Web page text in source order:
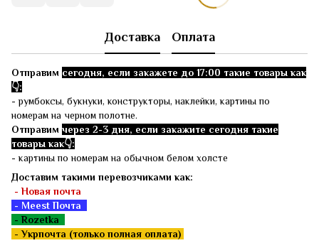
Доставка Оплата
Отправим сегодня, если закажете до 17:00 такие товары как
👇:
- румбоксы, букнуки, конструкторы, наклейки, картины по
номерам на черном полотне.
Отправим через 2-3 дня, если закажите сегодня такие
товары как👇:
- картины по номерам на обычном белом холсте
Доставим такими перевозчиками как:
- Новая почта
- Meest Почта
- Rozetka
-Укрпочта (только полная оплата)